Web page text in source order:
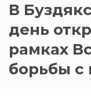
В
день
рамках
борьбы с